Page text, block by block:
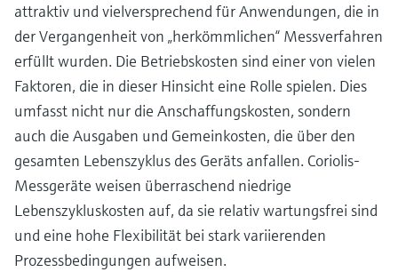
attraktiv und vielversprechend für Anwendungen, die in
der Vergangenheit von „herkömmlichen“ Messverfahren
erfüllt wurden. Die Betriebskosten sind einer von vielen
Faktoren, die in dieser Hinsicht eine Rolle spielen. Dies
umfasst nicht nur die Anschaffungskosten, sondern
auch die Ausgaben und Gemeinkosten, die über den
gesamten Lebenszyklus des Geräts anfallen. Coriolis-
Messgeräte weisen überraschend niedrige
Lebenszykluskosten auf, da sie relativ wartungsfrei sind
und eine hohe Flexibilität bei stark variierenden
Prozessbedingungen aufweisen.